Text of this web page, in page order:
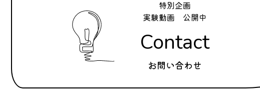
特別企画
実験動画 公開中
Contact
お問い合わせ